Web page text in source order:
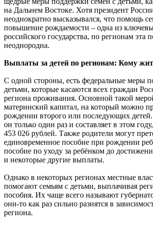
на Дальнем Востоке. Хотя президент
неоднократно высказывался, что помощь
повышение рождаемости – одна из
российского государства, по регионам эта
неоднородна.
Выплаты за детей по регионам: Кому
С одной стороны, есть федеральные меры
детьми, которые касаются всех граждан
региона проживания. Основной такой
материнский капитал, на который можно
рождении второго или последующих
он только один раз и составляет в этом
453 026 рублей. Также родители могут
единовременное пособие при рождении
пособие по уходу за ребёнком до
и некоторые другие выплаты.
Однако в некоторых регионах местные
помогают семьям с детьми, выплачивая
пособия. Их чаще всего называют
они-то как раз сильно разнятся в
региона.